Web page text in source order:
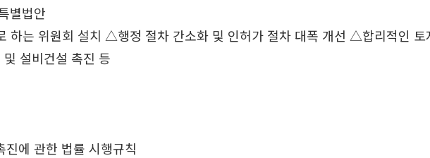
별법안
하는 위원회 설치 △행정 절차 간소화 및 인허가 절차 대폭 개선 △합리적인
설비건설 촉진 등
에 관한 법률 시행규칙